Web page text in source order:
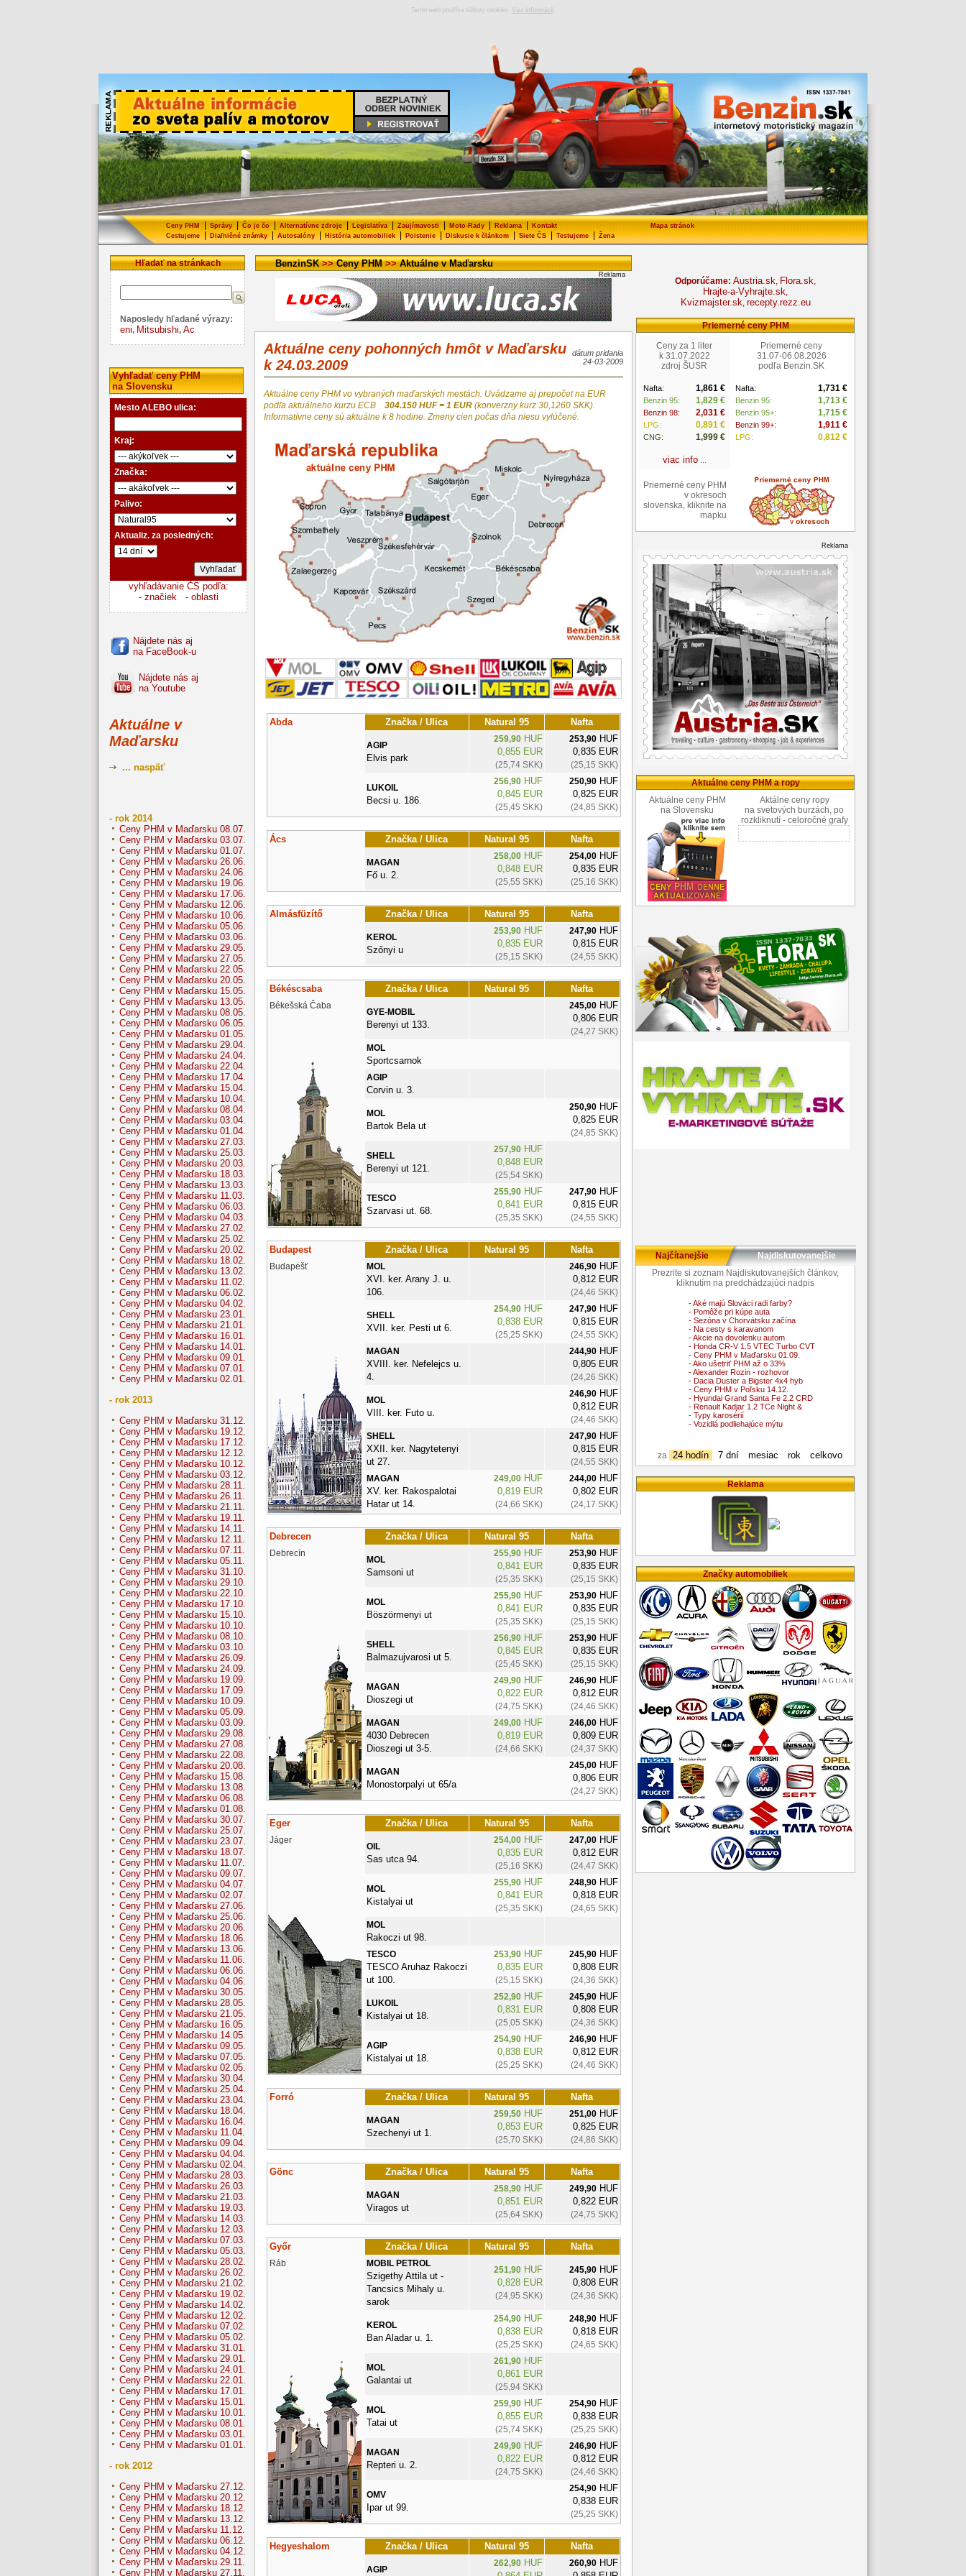
Tento web používa súbory cookies. Viac informácií
Ceny PHM Správy Čo je čo Alternatívne zdroje Legislatíva Zaujímavosti Moto-Rady Reklama Kontakt
Mapa stránok
Cestujeme| Diaľničné známky| Autosalóny| História automobiliek| Poistenie| Diskusie k článkom| Siete ČS| Testujeme| Žena
Hľadať na stránkach
Naposledy hľadané výrazy:
eni, Mitsubishi, Ac
Vyhľadať ceny PHM
na Slovensku
Mesto ALEBO ulica:
Kraj:
Značka:
Palivo:
Aktualiz. za posledných:
vyhľadávanie ČS podľa:
- značiek
- oblasti
Nájdete nás aj
na FaceBook-u
Nájdete nás aj
na Youtube
Aktuálne v
Maďarsku
... naspäť
- rok 2014
Ceny PHM v Maďarsku 08.07.
Ceny PHM v Maďarsku 03.07.
Ceny PHM v Maďarsku 01.07.
Ceny PHM v Maďarsku 26.06.
Ceny PHM v Maďarsku 24.06.
Ceny PHM v Maďarsku 19.06.
Ceny PHM v Maďarsku 17.06.
Ceny PHM v Maďarsku 12.06.
Ceny PHM v Maďarsku 10.06.
Ceny PHM v Maďarsku 05.06.
Ceny PHM v Maďarsku 03.06.
Ceny PHM v Maďarsku 29.05.
Ceny PHM v Maďarsku 27.05.
Ceny PHM v Maďarsku 22.05.
Ceny PHM v Maďarsku 20.05.
Ceny PHM v Maďarsku 15.05.
Ceny PHM v Maďarsku 13.05.
Ceny PHM v Maďarsku 08.05.
Ceny PHM v Maďarsku 06.05.
Ceny PHM v Maďarsku 01.05.
Ceny PHM v Maďarsku 29.04.
Ceny PHM v Maďarsku 24.04.
Ceny PHM v Maďarsku 22.04.
Ceny PHM v Maďarsku 17.04.
Ceny PHM v Maďarsku 15.04.
Ceny PHM v Maďarsku 10.04.
Ceny PHM v Maďarsku 08.04.
Ceny PHM v Maďarsku 03.04.
Ceny PHM v Maďarsku 01.04.
Ceny PHM v Maďarsku 27.03.
Ceny PHM v Maďarsku 25.03.
Ceny PHM v Maďarsku 20.03.
Ceny PHM v Maďarsku 18.03.
Ceny PHM v Maďarsku 13.03.
Ceny PHM v Maďarsku 11.03.
Ceny PHM v Maďarsku 06.03.
Ceny PHM v Maďarsku 04.03.
Ceny PHM v Maďarsku 27.02.
Ceny PHM v Maďarsku 25.02.
Ceny PHM v Maďarsku 20.02.
Ceny PHM v Maďarsku 18.02.
Ceny PHM v Maďarsku 13.02.
Ceny PHM v Maďarsku 11.02.
Ceny PHM v Maďarsku 06.02.
Ceny PHM v Maďarsku 04.02.
Ceny PHM v Maďarsku 23.01.
Ceny PHM v Maďarsku 21.01.
Ceny PHM v Maďarsku 16.01.
Ceny PHM v Maďarsku 14.01.
Ceny PHM v Maďarsku 09.01.
Ceny PHM v Maďarsku 07.01.
Ceny PHM v Maďarsku 02.01.
- rok 2013
Ceny PHM v Maďarsku 31.12.
Ceny PHM v Maďarsku 19.12.
Ceny PHM v Maďarsku 17.12.
Ceny PHM v Maďarsku 12.12.
Ceny PHM v Maďarsku 10.12.
Ceny PHM v Maďarsku 03.12.
Ceny PHM v Maďarsku 28.11.
Ceny PHM v Maďarsku 26.11.
Ceny PHM v Maďarsku 21.11.
Ceny PHM v Maďarsku 19.11.
Ceny PHM v Maďarsku 14.11.
Ceny PHM v Maďarsku 12.11.
Ceny PHM v Maďarsku 07.11.
Ceny PHM v Maďarsku 05.11.
Ceny PHM v Maďarsku 31.10.
Ceny PHM v Maďarsku 29.10.
Ceny PHM v Maďarsku 22.10.
Ceny PHM v Maďarsku 17.10.
Ceny PHM v Maďarsku 15.10.
Ceny PHM v Maďarsku 10.10.
Ceny PHM v Maďarsku 08.10.
Ceny PHM v Maďarsku 03.10.
Ceny PHM v Maďarsku 26.09.
Ceny PHM v Maďarsku 24.09.
Ceny PHM v Maďarsku 19.09.
Ceny PHM v Maďarsku 17.09.
Ceny PHM v Maďarsku 10.09.
Ceny PHM v Maďarsku 05.09.
Ceny PHM v Maďarsku 03.09.
Ceny PHM v Maďarsku 29.08.
Ceny PHM v Maďarsku 27.08.
Ceny PHM v Maďarsku 22.08.
Ceny PHM v Maďarsku 20.08.
Ceny PHM v Maďarsku 15.08.
Ceny PHM v Maďarsku 13.08.
Ceny PHM v Maďarsku 06.08.
Ceny PHM v Maďarsku 01.08.
Ceny PHM v Maďarsku 30.07.
Ceny PHM v Maďarsku 25.07.
Ceny PHM v Maďarsku 23.07.
Ceny PHM v Maďarsku 18.07.
Ceny PHM v Maďarsku 11.07.
Ceny PHM v Maďarsku 09.07.
Ceny PHM v Maďarsku 04.07.
Ceny PHM v Maďarsku 02.07.
Ceny PHM v Maďarsku 27.06.
Ceny PHM v Maďarsku 25.06.
Ceny PHM v Maďarsku 20.06.
Ceny PHM v Maďarsku 18.06.
Ceny PHM v Maďarsku 13.06.
Ceny PHM v Maďarsku 11.06.
Ceny PHM v Maďarsku 06.06.
Ceny PHM v Maďarsku 04.06.
Ceny PHM v Maďarsku 30.05.
Ceny PHM v Maďarsku 28.05.
Ceny PHM v Maďarsku 21.05.
Ceny PHM v Maďarsku 16.05.
Ceny PHM v Maďarsku 14.05.
Ceny PHM v Maďarsku 09.05.
Ceny PHM v Maďarsku 07.05.
Ceny PHM v Maďarsku 02.05.
Ceny PHM v Maďarsku 30.04.
Ceny PHM v Maďarsku 25.04.
Ceny PHM v Maďarsku 23.04.
Ceny PHM v Maďarsku 18.04.
Ceny PHM v Maďarsku 16.04.
Ceny PHM v Maďarsku 11.04.
Ceny PHM v Maďarsku 09.04.
Ceny PHM v Maďarsku 04.04.
Ceny PHM v Maďarsku 02.04.
Ceny PHM v Maďarsku 28.03.
Ceny PHM v Maďarsku 26.03.
Ceny PHM v Maďarsku 21.03.
Ceny PHM v Maďarsku 19.03.
Ceny PHM v Maďarsku 14.03.
Ceny PHM v Maďarsku 12.03.
Ceny PHM v Maďarsku 07.03.
Ceny PHM v Maďarsku 05.03.
Ceny PHM v Maďarsku 28.02.
Ceny PHM v Maďarsku 26.02.
Ceny PHM v Maďarsku 21.02.
Ceny PHM v Maďarsku 19.02.
Ceny PHM v Maďarsku 14.02.
Ceny PHM v Maďarsku 12.02.
Ceny PHM v Maďarsku 07.02.
Ceny PHM v Maďarsku 05.02.
Ceny PHM v Maďarsku 31.01.
Ceny PHM v Maďarsku 29.01.
Ceny PHM v Maďarsku 24.01.
Ceny PHM v Maďarsku 22.01.
Ceny PHM v Maďarsku 17.01.
Ceny PHM v Maďarsku 15.01.
Ceny PHM v Maďarsku 10.01.
Ceny PHM v Maďarsku 08.01.
Ceny PHM v Maďarsku 03.01.
Ceny PHM v Maďarsku 01.01.
- rok 2012
Ceny PHM v Maďarsku 27.12.
Ceny PHM v Maďarsku 20.12.
Ceny PHM v Maďarsku 18.12.
Ceny PHM v Maďarsku 13.12.
Ceny PHM v Maďarsku 11.12.
Ceny PHM v Maďarsku 06.12.
Ceny PHM v Maďarsku 04.12.
Ceny PHM v Maďarsku 29.11.
Ceny PHM v Maďarsku 27.11.
BenzinSK>>Ceny PHM>>Aktuálne v Maďarsku
Reklama
Aktuálne ceny pohonných hmôt v Maďarsku
k 24.03.2009
dátum pridania
24-03-2009
Aktuálne ceny PHM vo vybraných maďarských mestách. Uvádzame aj prepočet na EUR
podľa aktuálneho kurzu ECB 304.150 HUF = 1 EUR (konverzny kurz 30,1260 SKK).
Informatívne ceny sú aktuálne k 8 hodine. Zmeny cien počas dňa niesu vylúčené.
Abda Značka / Ulica Natural 95 Nafta
AGIP
Elvis park
259,90HUF
0,855 EUR
(25,74 SKK)
253,90HUF
0,835 EUR
(25,15 SKK)
LUKOIL
Becsi u. 186.
256,90HUF
0,845 EUR
(25,45 SKK)
250,90HUF
0,825 EUR
(24,85 SKK)
Ács Značka / Ulica Natural 95 Nafta
MAGAN
Fő u. 2.
258,00HUF
0,848 EUR
(25,55 SKK)
254,00HUF
0,835 EUR
(25,16 SKK)
Almásfüzítő Značka / Ulica Natural 95 Nafta
KEROL
Szőnyi u
253,90HUF
0,835 EUR
(25,15 SKK)
247,90HUF
0,815 EUR
(24,55 SKK)
Békéscsaba Značka / Ulica Natural 95 Nafta
Békešská Čaba
GYE-MOBIL
Berenyi ut 133.
245,00HUF
0,806 EUR
(24,27 SKK)
MOL
Sportcsarnok
AGIP
Corvin u. 3.
MOL
Bartok Bela ut
250,90HUF
0,825 EUR
(24,85 SKK)
SHELL
Berenyi ut 121.
257,90HUF
0,848 EUR
(25,54 SKK)
TESCO
Szarvasi ut. 68.
255,90HUF
0,841 EUR
(25,35 SKK)
247,90HUF
0,815 EUR
(24,55 SKK)
Budapest Značka / Ulica Natural 95 Nafta
Budapešť MOL
XVI. ker. Arany J. u.
106.
246,90HUF
0,812 EUR
(24,46 SKK)
SHELL
XVII. ker. Pesti ut 6.
254,90HUF
0,838 EUR
(25,25 SKK)
247,90HUF
0,815 EUR
(24,55 SKK)
MAGAN
XVIII. ker. Nefelejcs u.
4.
244,90HUF
0,805 EUR
(24,26 SKK)
MOL
VIII. ker. Futo u.
246,90HUF
0,812 EUR
(24,46 SKK)
SHELL
XXII. ker. Nagytetenyi
ut 27.
247,90HUF
0,815 EUR
(24,55 SKK)
MAGAN
XV. ker. Rakospalotai
Hatar ut 14.
249,00HUF
0,819 EUR
(24,66 SKK)
244,00HUF
0,802 EUR
(24,17 SKK)
Debrecen Značka / Ulica Natural 95 Nafta
Debrecín
MOL
Samsoni ut
255,90HUF
0,841 EUR
(25,35 SKK)
253,90HUF
0,835 EUR
(25,15 SKK)
MOL
Böszörmenyi ut
255,90HUF
0,841 EUR
(25,35 SKK)
253,90HUF
0,835 EUR
(25,15 SKK)
SHELL
Balmazujvarosi ut 5.
256,90HUF
0,845 EUR
(25,45 SKK)
253,90HUF
0,835 EUR
(25,15 SKK)
MAGAN
Dioszegi ut
249,90HUF
0,822 EUR
(24,75 SKK)
246,90HUF
0,812 EUR
(24,46 SKK)
MAGAN
4030 Debrecen
Dioszegi ut 3-5.
249,00HUF
0,819 EUR
(24,66 SKK)
246,00HUF
0,809 EUR
(24,37 SKK)
MAGAN
Monostorpalyi ut 65/a
245,00HUF
0,806 EUR
(24,27 SKK)
Eger Značka / Ulica Natural 95 Nafta
Jáger
OIL
Sas utca 94.
254,00HUF
0,835 EUR
(25,16 SKK)
247,00HUF
0,812 EUR
(24,47 SKK)
MOL
Kistalyai ut
255,90HUF
0,841 EUR
(25,35 SKK)
248,90HUF
0,818 EUR
(24,65 SKK)
MOL
Rakoczi ut 98.
TESCO
TESCO Aruhaz Rakoczi
ut 100.
253,90HUF
0,835 EUR
(25,15 SKK)
245,90HUF
0,808 EUR
(24,36 SKK)
LUKOIL
Kistalyai ut 18.
252,90HUF
0,831 EUR
(25,05 SKK)
245,90HUF
0,808 EUR
(24,36 SKK)
AGIP
Kistalyai ut 18.
254,90HUF
0,838 EUR
(25,25 SKK)
246,90HUF
0,812 EUR
(24,46 SKK)
Forró Značka / Ulica Natural 95 Nafta
MAGAN
Szechenyi ut 1.
259,50HUF
0,853 EUR
(25,70 SKK)
251,00HUF
0,825 EUR
(24,86 SKK)
Gönc Značka / Ulica Natural 95 Nafta
MAGAN
Viragos ut
258,90HUF
0,851 EUR
(25,64 SKK)
249,90HUF
0,822 EUR
(24,75 SKK)
Győr Značka / Ulica Natural 95 Nafta
Ráb MOBIL PETROL
Szigethy Attila ut -
Tancsics Mihaly u.
sarok
251,90HUF
0,828 EUR
(24,95 SKK)
245,90HUF
0,808 EUR
(24,36 SKK)
KEROL
Ban Aladar u. 1.
254,90HUF
0,838 EUR
(25,25 SKK)
248,90HUF
0,818 EUR
(24,65 SKK)
MOL
Galantai ut
261,90HUF
0,861 EUR
(25,94 SKK)
MOL
Tatai ut
259,90HUF
0,855 EUR
(25,74 SKK)
254,90HUF
0,838 EUR
(25,25 SKK)
MAGAN
Repteri u. 2.
249,90HUF
0,822 EUR
(24,75 SKK)
246,90HUF
0,812 EUR
(24,46 SKK)
OMV
Ipar ut 99.
254,90HUF
0,838 EUR
(25,25 SKK)
Hegyeshalom Značka / Ulica Natural 95 Nafta
AGIP
262,90HUF
260,90HUF
Odporúčame: Austria.sk, Flora.sk,
Hrajte-a-Vyhrajte.sk,
Kvizmajster.sk, recepty.rezz.eu
Priemerné ceny PHM
Ceny za 1 liter
k 31.07.2022
zdroj ŠUSR
Nafta: 1,861 €
Benzin 95: 1,829 €
Benzin 98: 2,031 €
LPG: 0,891 €
CNG: 1,999 €
viac info...
Priemerné ceny
31.07-06.08.2026
podľa Benzin.SK
Nafta: 1,731 €
Benzin 95: 1,713 €
Benzin 95+: 1,715 €
Benzin 99+: 1,911 €
LPG: 0,812 €
Priemerné ceny PHM
v okresoch
slovenska, kliknite na
mapku
Reklama
Aktuálne ceny PHM a ropy
Aktuálne ceny PHM
na Slovensku
Aktálne ceny ropy
na svetových burzách, po
rozkliknutí - celoročné grafy
Najčítanejšie
Najdiskutovanejšie
Prezrite si zoznam Najdiskutovanejších článkov,
kliknutím na predchádzajúci nadpis
- Aké majú Slováci radi farby?
- Pomôže pri kúpe auta
- Sezóna v Chorvátsku začína
- Na cesty s karavanom
- Akcie na dovolenku autom
- Honda CR-V 1.5 VTEC Turbo CVT
- Ceny PHM v Maďarsku 01.09.
- Ako ušetriť PHM až o 33%
- Alexander Rozin - rozhovor
- Dacia Duster a Bigster 4x4 hyb
- Ceny PHM v Poľsku 14.12.
- Hyundai Grand Santa Fe 2.2 CRD
- Renault Kadjar 1.2 TCe Night &
- Typy karosérií
- Vozidlá podliehajúce mýtu
za 24 hodín 7 dní mesiac rok celkovo
Reklama
Značky automobiliek